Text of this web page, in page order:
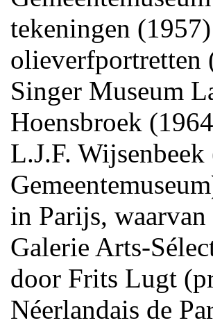
tekeningen
olieverfportretten
Singer Museum
Hoensbroek
L.J.F.
in Parijs,
Galerie Arts-
door Frits Lugt
Néerlandais de